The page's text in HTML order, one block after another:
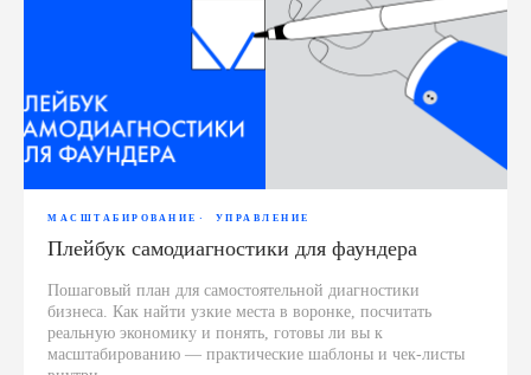
МАСШТАБИРОВАНИЕ УПРАВЛЕНИЕ
Плейбук самодиагностики для фаундера
Пошаговый план для самостоятельной диагностики
бизнеса. Как найти узкие места в воронке, посчитать
реальную экономику и понять, готовы ли вы к
масштабированию — практические шаблоны и чек-листы